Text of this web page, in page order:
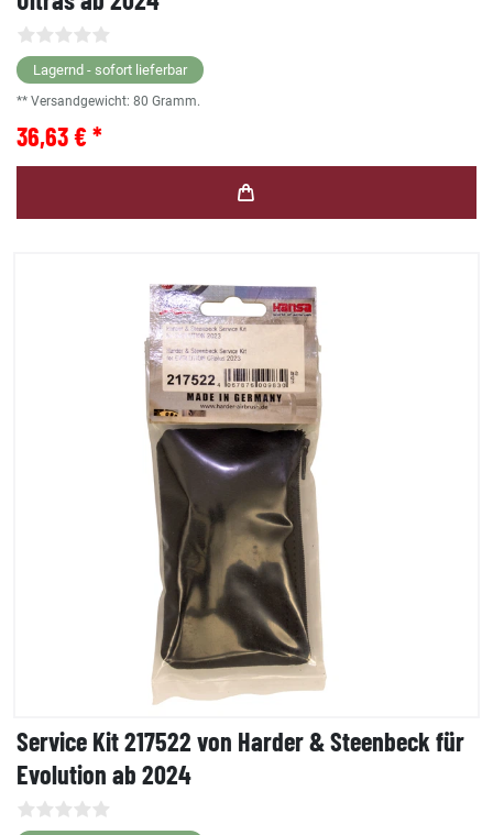
Lagernd - sofort lieferbar
** Versandgewicht: 80 Gramm.
36,63 € *
Service Kit 217522 von Harder & Steenbeck für
Evolution ab 2024